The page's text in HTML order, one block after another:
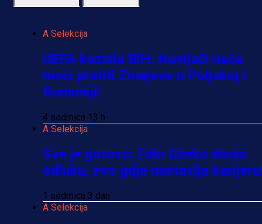
A Selekcija
UEFA kaznila BiH: Navijači neće
moći pratiti Zmajeve u Poljskoj i
Rumuniji!
4 sedmica 13 h
A Selekcija
Sve je gotovo: Edin Džeko donio
odluku, evo gdje nastavlja
1 sedmica 3 dan
A Selekcija